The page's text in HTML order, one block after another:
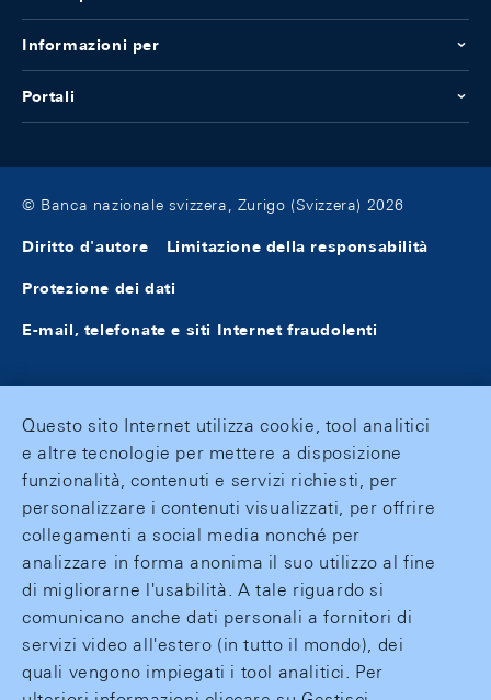
Informazioni per
Portali
© Banca nazionale svizzera, Zurigo (Svizzera) 2026
Diritto d'autore Limitazione della responsabilità
Protezione dei dati
E-mail, telefonate e siti Internet fraudolenti
Questo sito Internet utilizza cookie, tool analitici
e altre tecnologie per mettere a disposizione
funzionalità, contenuti e servizi richiesti, per
personalizzare i contenuti visualizzati, per offrire
collegamenti a social media nonché per
analizzare in forma anonima il suo utilizzo al fine
di migliorarne l'usabilità. A tale riguardo si
comunicano anche dati personali a fornitori di
servizi video all'estero (in tutto il mondo), dei
quali vengono impiegati i tool analitici. Per